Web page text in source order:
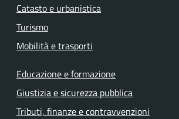
Catasto e urbanistica
Turismo
Mobilità e trasporti
Educazione e formazione
Giustizia e sicurezza pubblica
Tributi, finanze e contravvenzioni